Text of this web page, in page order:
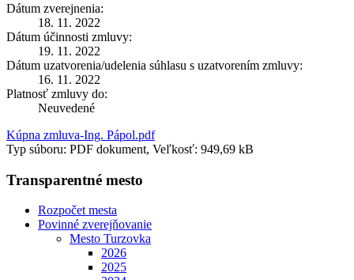
Dátum zverejnenia:
18. 11. 2022
Dátum účinnosti zmluvy:
19. 11. 2022
Dátum uzatvorenia/udelenia súhlasu s uzatvorením zmluvy:
16. 11. 2022
Platnosť zmluvy do:
Neuvedené
Kúpna zmluva-Ing. Pápol.pdf
Typ súboru: PDF dokument, Veľkosť: 949,69 kB
Transparentné mesto
Rozpočet mesta
Povinné zverejňovanie
Mesto Turzovka
2026
2025